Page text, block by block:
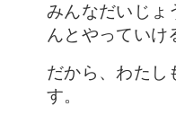
みんなだいじょ
んとやっていけ
だから、わたし
す。